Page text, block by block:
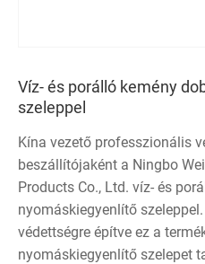
Víz- és porálló kemény
szeleppel
Kína vezető professzionális
beszállítójaként a Ningbo
Products Co., Ltd. víz- és
nyomáskiegyenlítő
védettségre építve ez a
nyomáskiegyenlítő szelepet